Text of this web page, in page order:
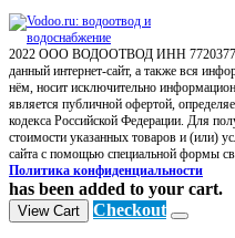
2022 ООО ВОДООТВОД ИНН
данный интернет-сайт, а также вся
нём, носит исключительно
является публичной офертой,
кодекса Российской Федерации. Для
стоимости указанных товаров и (или)
сайта с помощью специальной формы
Политика конфиденциальности
has been added to your cart.
View Cart Checkout